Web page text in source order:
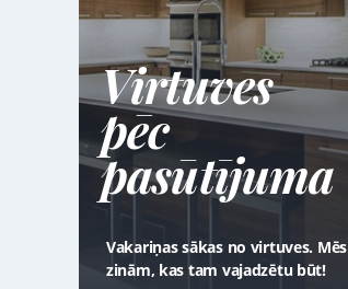
Virtuves
pēc
pasūtījuma
Vakariņas sākas no virtuves. Mēs
zinām, kas tam vajadzētu būt!